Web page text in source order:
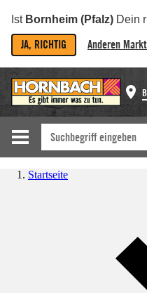
Ist Bornheim (Pfalz) Dein
JA, RICHTIG Anderen
Startseite